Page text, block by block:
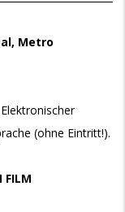
Metro
(ohne Eintritt!).